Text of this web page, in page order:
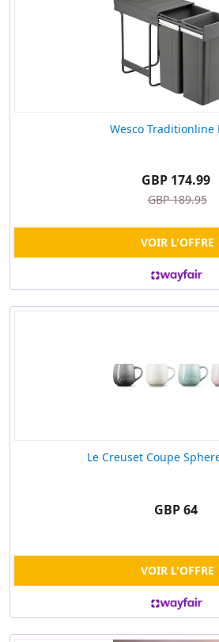
Wesco Traditionline
GBP 174.99
GBP 189.95
VOIR L'OFFRE
Le Creuset Coupe
GBP 64
VOIR L'OFFRE